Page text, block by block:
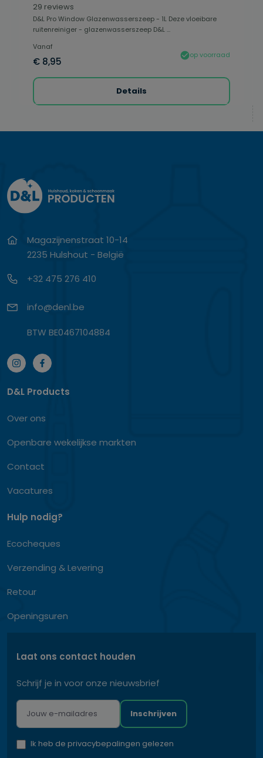
Gemiddelde waardering van 4.84 van 5 sterren
29 reviews
D&L Pro Window Glazenwasserszeep - 1L Deze vloeibare
ruitenreiniger - glazenwasserszeep D&L ...
Vanaf
€ 8,95
op voorraad
Details
Magazijnenstraat 10-14
2235 Hulshout - België
+32 475 276 410
info@denl.be
BTW BE0467104884
D&L Products
Over ons
Openbare wekelijkse markten
Contact
Vacatures
Hulp nodig?
Ecocheques
Verzending & Levering
Retour
Openingsuren
Laat ons contact houden
Schrijf je in voor onze nieuwsbrief
Inschrijven
Ik heb de privacybepalingen gelezen